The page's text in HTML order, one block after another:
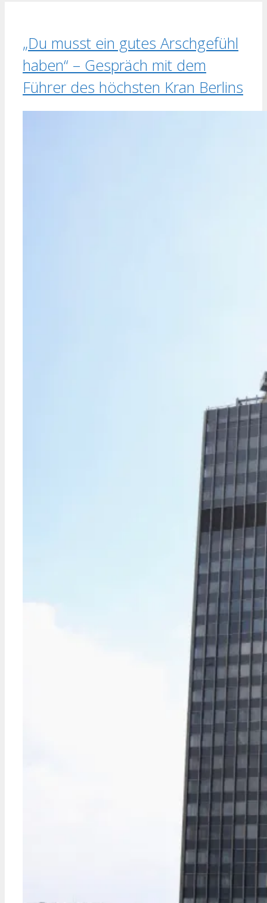
„Du musst ein gutes Arschgefühl
haben“ – Gespräch mit dem
Führer des höchsten Kran Berlins